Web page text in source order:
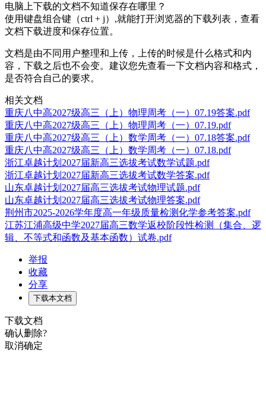
电脑上下载的文档不知道保存在哪里？
使用键盘组合键（ctrl + j）,就能打开浏览器的下载列表，查看
文档下载进度和保存位置。
文档是由不同用户整理和上传，上传的时候是什么格式和内
容，下载之后也不会变。建议您先查看一下文档内容和格式，
是否符合自己的要求。
相关文档
重庆八中高2027级高三（上）物理周考（一）07.19答案.pdf
重庆八中高2027级高三（上）物理周考（一）07.19.pdf
重庆八中高2027级高三（上）数学周考（一）07.18答案.pdf
重庆八中高2027级高三（上）数学周考（一）07.18.pdf
浙江卓越计划2027届新高三选拔考试数学试题.pdf
浙江卓越计划2027届新高三选拔考试数学答案.pdf
山东卓越计划2027届高三选拔考试物理试题.pdf
山东卓越计划2027届高三选拔考试物理答案.pdf
荆州市2025-2026学年度高一年级质量检测化学参考答案.pdf
江苏江浦高级中学2027届高三数学返校阶段性检测（集合、逻
辑、不等式和函数及基本函数）试卷.pdf
举报
收藏
分享
下载本文档
下载文档
确认删除?
取消确定